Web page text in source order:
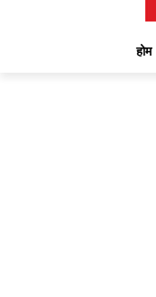
होम